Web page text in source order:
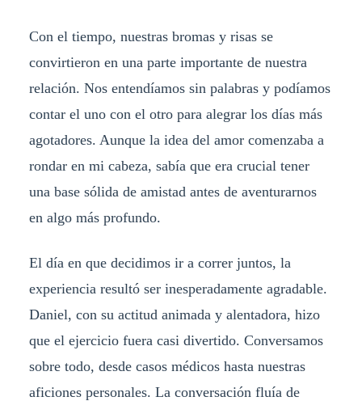
Con el tiempo, nuestras bromas y risas se
convirtieron en una parte importante de nuestra
relación. Nos entendíamos sin palabras y podíamos
contar el uno con el otro para alegrar los días más
agotadores. Aunque la idea del amor comenzaba a
rondar en mi cabeza, sabía que era crucial tener
una base sólida de amistad antes de aventurarnos
en algo más profundo.
El día en que decidimos ir a correr juntos, la
experiencia resultó ser inesperadamente agradable.
Daniel, con su actitud animada y alentadora, hizo
que el ejercicio fuera casi divertido. Conversamos
sobre todo, desde casos médicos hasta nuestras
aficiones personales. La conversación fluía de